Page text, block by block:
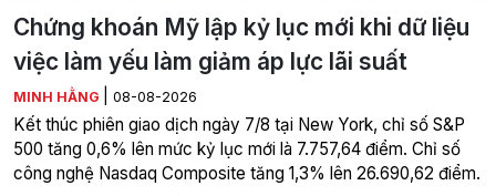
Chứng khoán Mỹ lập kỷ lục mới khi dữ liệu
việc làm yếu làm giảm áp lực lãi suất
MINH HẰNG 08-08-2026
Kết thúc phiên giao dịch ngày 7/8 tại New York, chỉ số S&P
500 tăng 0,6% lên mức kỷ lục mới là 7.757,64 điểm. Chỉ số
công nghệ Nasdaq Composite tăng 1,3% lên 26.690,62 điểm.